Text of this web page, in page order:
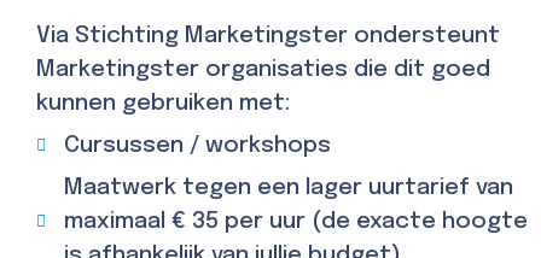
Via Stichting Marketingster ondersteunt
Marketingster organisaties die dit goed
kunnen gebruiken met:
Cursussen / workshops
Maatwerk tegen een lager uurtarief van
maximaal € 35 per uur (de exacte hoogte